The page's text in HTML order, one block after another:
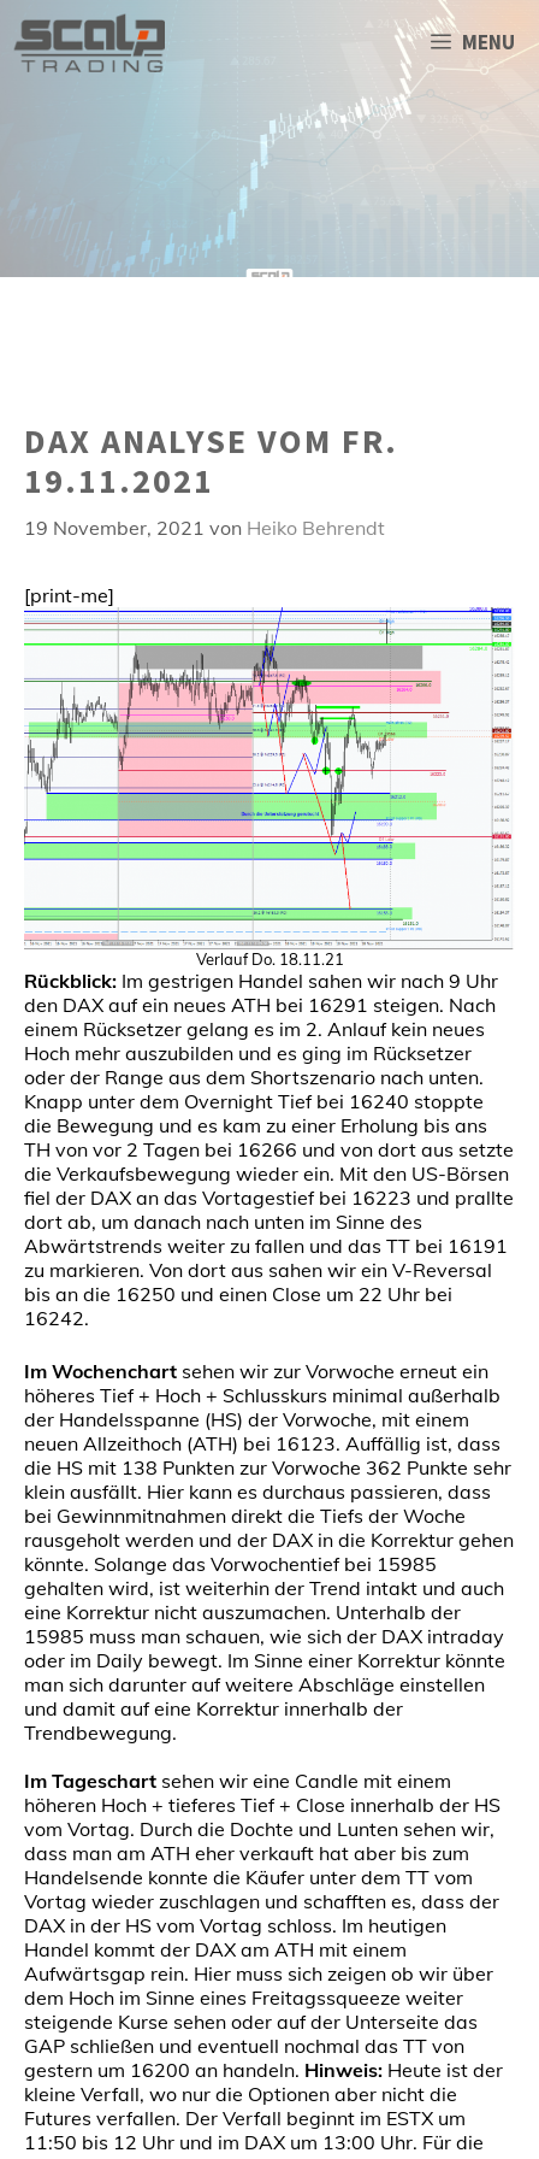
Inhalt
springen
MENU
DAX ANALYSE VOM FR.
19.11.2021
19 November, 2021 von Heiko Behrendt
[print-me]
Verlauf Do. 18.11.21
Rückblick: Im gestrigen Handel sahen wir nach 9 Uhr
den DAX auf ein neues ATH bei 16291 steigen. Nach
einem Rücksetzer gelang es im 2. Anlauf kein neues
Hoch mehr auszubilden und es ging im Rücksetzer
oder der Range aus dem Shortszenario nach unten.
Knapp unter dem Overnight Tief bei 16240 stoppte
die Bewegung und es kam zu einer Erholung bis ans
TH von vor 2 Tagen bei 16266 und von dort aus setzte
die Verkaufsbewegung wieder ein. Mit den US-Börsen
fiel der DAX an das Vortagestief bei 16223 und prallte
dort ab, um danach nach unten im Sinne des
Abwärtstrends weiter zu fallen und das TT bei 16191
zu markieren. Von dort aus sahen wir ein V-Reversal
bis an die 16250 und einen Close um 22 Uhr bei
16242.
Im Wochenchart sehen wir zur Vorwoche erneut ein
höheres Tief + Hoch + Schlusskurs minimal außerhalb
der Handelsspanne (HS) der Vorwoche, mit einem
neuen Allzeithoch (ATH) bei 16123. Auffällig ist, dass
die HS mit 138 Punkten zur Vorwoche 362 Punkte sehr
klein ausfällt. Hier kann es durchaus passieren, dass
bei Gewinnmitnahmen direkt die Tiefs der Woche
rausgeholt werden und der DAX in die Korrektur gehen
könnte. Solange das Vorwochentief bei 15985
gehalten wird, ist weiterhin der Trend intakt und auch
eine Korrektur nicht auszumachen. Unterhalb der
15985 muss man schauen, wie sich der DAX intraday
oder im Daily bewegt. Im Sinne einer Korrektur könnte
man sich darunter auf weitere Abschläge einstellen
und damit auf eine Korrektur innerhalb der
Trendbewegung.
Im Tageschart sehen wir eine Candle mit einem
höheren Hoch + tieferes Tief + Close innerhalb der HS
vom Vortag. Durch die Dochte und Lunten sehen wir,
dass man am ATH eher verkauft hat aber bis zum
Handelsende konnte die Käufer unter dem TT vom
Vortag wieder zuschlagen und schafften es, dass der
DAX in der HS vom Vortag schloss. Im heutigen
Handel kommt der DAX am ATH mit einem
Aufwärtsgap rein. Hier muss sich zeigen ob wir über
dem Hoch im Sinne eines Freitagssqueeze weiter
steigende Kurse sehen oder auf der Unterseite das
GAP schließen und eventuell nochmal das TT von
gestern um 16200 an handeln. Hinweis: Heute ist der
kleine Verfall, wo nur die Optionen aber nicht die
Futures verfallen. Der Verfall beginnt im ESTX um
11:50 bis 12 Uhr und im DAX um 13:00 Uhr. Für die